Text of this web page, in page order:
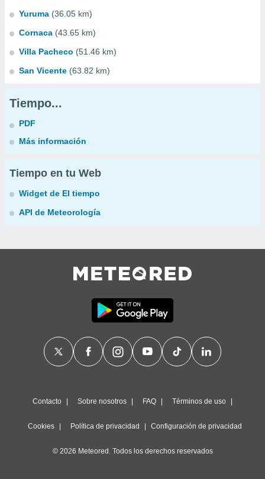
Yuruma (36.05 km)
Cornaca (43.65 km)
Villa Pacheco (51.46 km)
San Vicente (63.82 km)
Tiempo...
PDF
Más información
Tiempo en tu Web
Widget de El tiempo
API de Meteorología
Contacto Sobre nosotros FAQ Términos de uso
Cookies Política de privacidad Configuración de privacidad
© 2026 Meteored. Todos los derechos reservados